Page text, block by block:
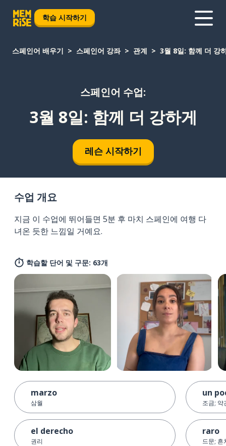
학습 시작하기
스페인어 배우기 스페인어 강좌 관계 3월 8일: 함께 더 강
스페인어 수업:
3월 8일: 함께 더 강하게
레슨 시작하기
수업 개요
지금 이 수업에 뛰어들면 5분 후 마치 스페인에 여행 다
녀온 듯한 느낌일 거예요.
학습할 단어 및 구문: 63개
marzo
삼월
el derecho
권리
un
조금; 약
raro
드문; 흔